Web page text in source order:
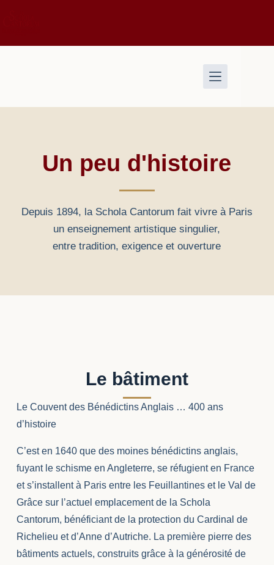
Un peu d'histoire
Depuis 1894, la Schola Cantorum fait vivre à Paris
un enseignement artistique singulier,
entre tradition, exigence et ouverture
Le bâtiment
Le Couvent des Bénédictins Anglais … 400 ans
d’histoire
C’est en 1640 que des moines bénédictins anglais,
fuyant le schisme en Angleterre, se réfugient en France
et s’installent à Paris entre les Feuillantines et le Val de
Grâce sur l’actuel emplacement de la Schola
Cantorum, bénéficiant de la protection du Cardinal de
Richelieu et d’Anne d’Autriche. La première pierre des
bâtiments actuels, construits grâce à la générosité de